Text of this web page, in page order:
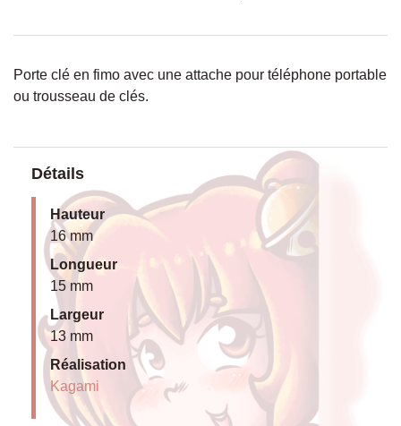
Porte clé en fimo avec une attache pour téléphone portable
ou trousseau de clés.
Détails
Hauteur
16 mm
Longueur
15 mm
Largeur
13 mm
Réalisation
Kagami